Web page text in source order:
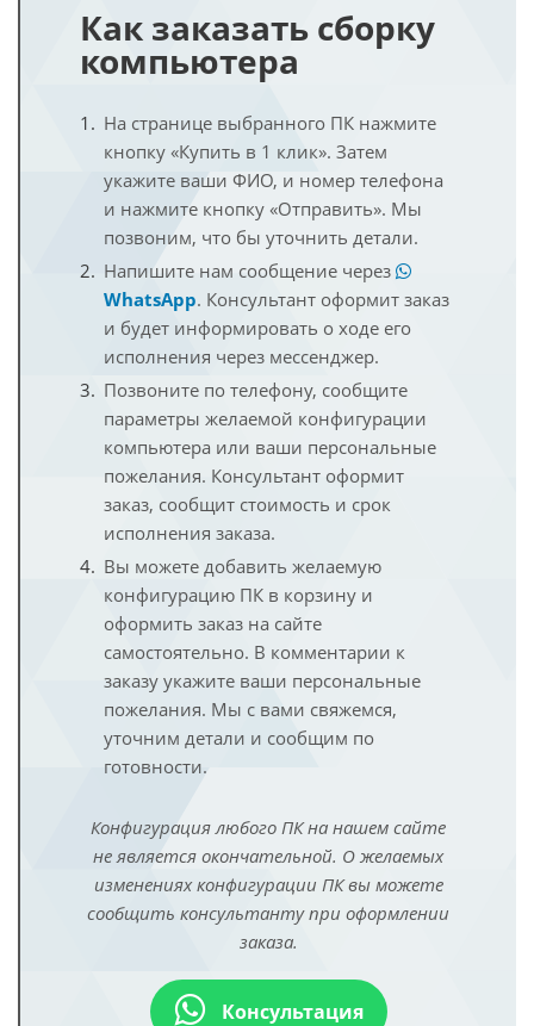
Как заказать сборку
компьютера
На странице выбранного ПК нажмите
кнопку «Купить в 1 клик». Затем
укажите ваши ФИО, и номер телефона
и нажмите кнопку «Отправить». Мы
позвоним, что бы уточнить детали.
Напишите нам сообщение через
WhatsApp. Консультант оформит заказ
и будет информировать о ходе его
исполнения через мессенджер.
Позвоните по телефону, сообщите
параметры желаемой конфигурации
компьютера или ваши персональные
пожелания. Консультант оформит
заказ, сообщит стоимость и срок
исполнения заказа.
Вы можете добавить желаемую
конфигурацию ПК в корзину и
оформить заказ на сайте
самостоятельно. В комментарии к
заказу укажите ваши персональные
пожелания. Мы с вами свяжемся,
уточним детали и сообщим по
готовности.
Конфигурация любого ПК на нашем сайте
не является окончательной. О желаемых
изменениях конфигурации ПК вы можете
сообщить консультанту при оформлении
заказа.
Консультация